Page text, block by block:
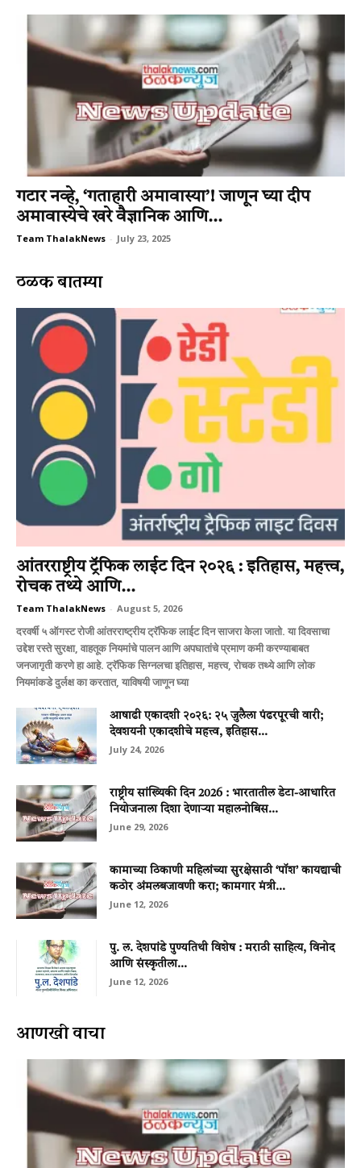
गटार नव्हे, ‘गताहारी अमावास्या’! जाणून घ्या दीप
अमावास्येचे खरे वैज्ञानिक आणि...
Team ThalakNews - July 23, 2025
ठळक बातम्या
आंतरराष्ट्रीय ट्रॅफिक लाईट दिन २०२६ : इतिहास, महत्त्व,
रोचक तथ्ये आणि...
Team ThalakNews - August 5, 2026
दरवर्षी ५ ऑगस्ट रोजी आंतरराष्ट्रीय ट्रॅफिक लाईट दिन साजरा केला जातो. या दिवसाचा
उद्देश रस्ते सुरक्षा, वाहतूक नियमांचे पालन आणि अपघातांचे प्रमाण कमी करण्याबाबत
जनजागृती करणे हा आहे. ट्रॅफिक सिग्नलचा इतिहास, महत्त्व, रोचक तथ्ये आणि लोक
नियमांकडे दुर्लक्ष का करतात, याविषयी जाणून घ्या
आषाढी एकादशी २०२६: २५ जुलैला पंढरपूरची वारी;
देवशयनी एकादशीचे महत्त्व, इतिहास...
July 24, 2026
राष्ट्रीय सांख्यिकी दिन 2026 : भारतातील डेटा-आधारित
नियोजनाला दिशा देणाऱ्या महालनोबिस...
June 29, 2026
कामाच्या ठिकाणी महिलांच्या सुरक्षेसाठी ‘पॉश’ कायद्याची
कठोर अंमलबजावणी करा; कामगार मंत्री...
June 12, 2026
पु. ल. देशपांडे पुण्यतिथी विशेष : मराठी साहित्य, विनोद
आणि संस्कृतीला...
June 12, 2026
आणखी वाचा